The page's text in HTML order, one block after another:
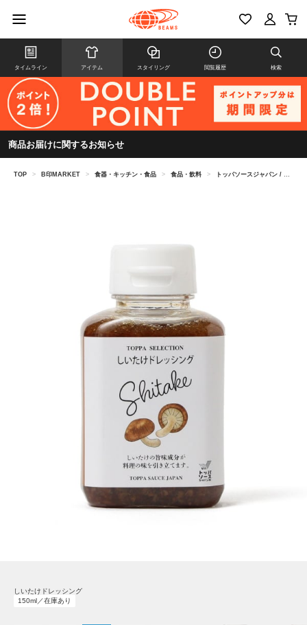
タイムライン アイテム スタイリング 閲覧履歴 検索
商品お届けに関するお知らせ
TOP > B印MARKET > 食器・キッチン・食品 > 食品・飲料 > トッパソースジャパン / TOPPA SELECTIONドレッシング 150ml
しいたけドレッシング
150ml／在庫あり